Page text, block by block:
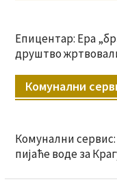
Епицентар: Ера
друштво
Комунални
Комунални
пијаће воде за